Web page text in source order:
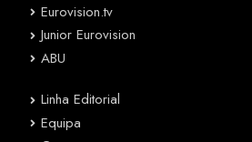
Eurovision.tv
Junior Eurovision
ABU
Linha Editorial
Equipa